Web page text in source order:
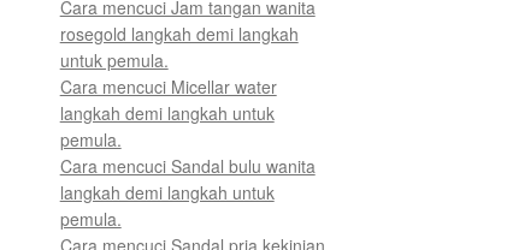
Cara mencuci Jam tangan wanita
rosegold langkah demi langkah
untuk pemula.
Cara mencuci Micellar water
langkah demi langkah untuk
pemula.
Cara mencuci Sandal bulu wanita
langkah demi langkah untuk
pemula.
Cara mencuci Sandal pria kekinian